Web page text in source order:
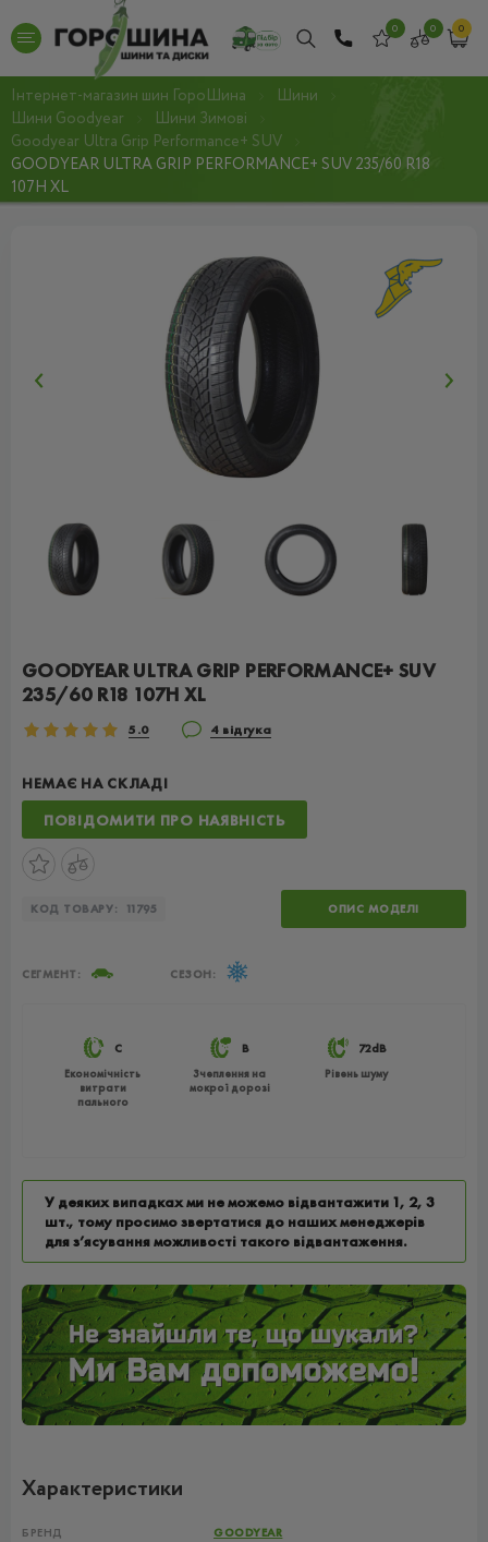
0 0 0
Інтернет-магазин шин ГороШина
Шини
Шини Goodyear
Шини Зимові
Goodyear Ultra Grip Performance+ SUV
GOODYEAR ULTRA GRIP PERFORMANCE+ SUV 235/60 R18
107H XL
GOODYEAR ULTRA GRIP PERFORMANCE+ SUV
235/60 R18 107H XL
5.0 4 відгука
НЕМАЄ НА СКЛАДІ
ПОВІДОМИТИ ПРО НАЯВНІСТЬ
КОД ТОВАРУ: 11795 ОПИС МОДЕЛІ
C
Економічність
витрати
пального
B
Зчеплення на
мокрої дорозі
72dB
Рівень шуму
СЕГМЕНТ: СЕЗОН:
У деяких випадках ми не можемо відвантажити 1, 2, 3
шт., тому просимо звертатися до наших менеджерів
для з’ясування можливості такого відвантаження.
Характеристики
БРЕНД GOODYEAR